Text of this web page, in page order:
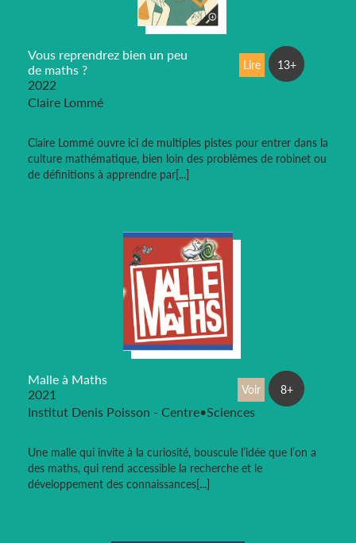
Vous reprendrez bien un peu
de maths ?
2022
Claire Lommé
Claire Lommé ouvre ici de multiples pistes pour entrer dans la
culture mathématique, bien loin des problèmes de robinet ou
de définitions à apprendre par[...]
Lire 13+
Malle à Maths
2021
Institut Denis Poisson - Centre•Sciences
Une malle qui invite à la curiosité, bouscule l’idée que l’on a
des maths, qui rend accessible la recherche et le
développement des connaissances[...]
Voir 8+